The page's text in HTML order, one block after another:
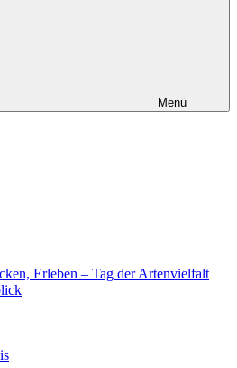
Menü
Erleben – Tag der Artenvielfalt